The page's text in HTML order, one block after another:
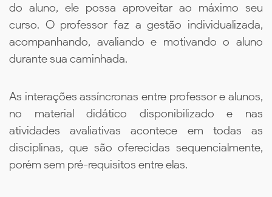
do aluno, ele possa aproveitar ao máximo seu
curso. O professor faz a gestão individualizada,
acompanhando, avaliando e motivando o aluno
durante sua caminhada.
As interações assíncronas entre professor e alunos,
no material didático disponibilizado e nas
atividades avaliativas acontece em todas as
disciplinas, que são oferecidas sequencialmente,
porém sem pré-requisitos entre elas.